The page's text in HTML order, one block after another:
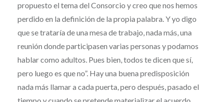
propuesto el tema del Consorcio y creo que nos hemos
perdido en la definición de la propia palabra. Y yo digo
que se trataría de una mesa de trabajo, nada más, una
reunión donde participasen varias personas y podamos
hablar como adultos. Pues bien, todos te dicen que sí,
pero luego es que no”. Hay una buena predisposición
nada más llamar a cada puerta, pero después, pasado el